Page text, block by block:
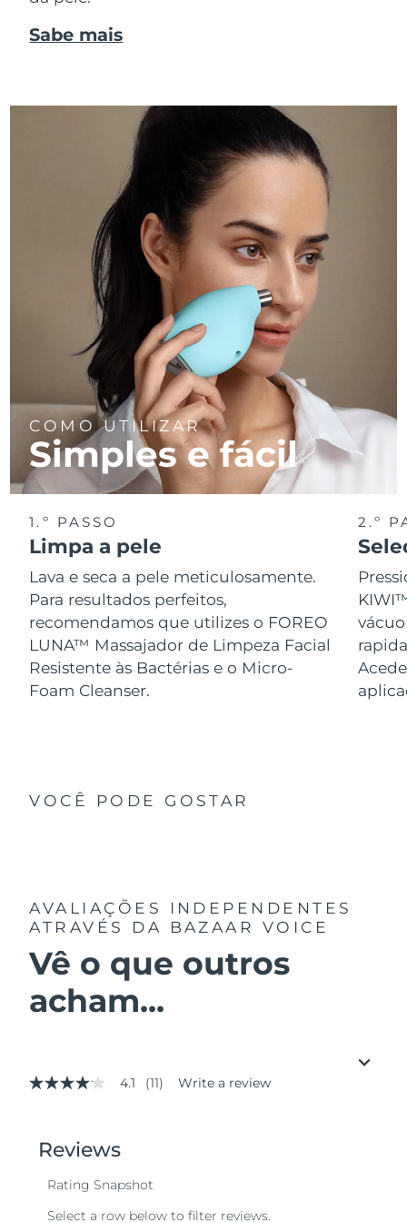
Sabe mais
COMO UTILIZAR
Simples e fácil
1.º PASSO
Limpa a pele
Lava e seca a pele meticulosamente.
Para resultados perfeitos,
recomendamos que utilizes o FOREO
LUNA™ Massajador de Limpeza Facial
Resistente às Bactérias e o Micro-
Foam Cleanser.
2.º
VOCÊ PODE GOSTAR
AVALIAÇÕES INDEPENDENTES
ATRAVÉS DA BAZAAR VOICE
Vê o que outros
acham...
4.1
stars,
rating
value.
4.1 (11) Write a review